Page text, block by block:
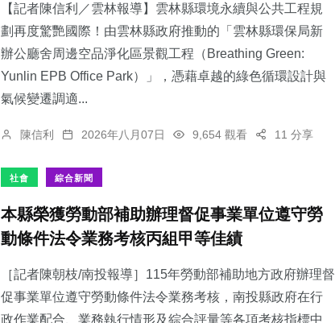
【記者陳信利／雲林報導】雲林縣環境永續與公共工程規
劃再度驚艷國際！由雲林縣政府推動的「雲林縣環保局新
辦公廳舍周邊空品淨化區景觀工程（Breathing Green:
Yunlin EPB Office Park）」，憑藉卓越的綠色循環設計與
氣候變遷調適...
陳信利 2026年八月07日 9,654 觀看 11 分享
社會 綜合新聞
本縣榮獲勞動部補助辦理督促事業單位遵守勞
動條件法令業務考核丙組甲等佳績
［記者陳朝枝/南投報導］115年勞動部補助地方政府辦理督
促事業單位遵守勞動條件法令業務考核，南投縣政府在行
政作業配合、業務執行情形及綜合評量等各項考核指標中